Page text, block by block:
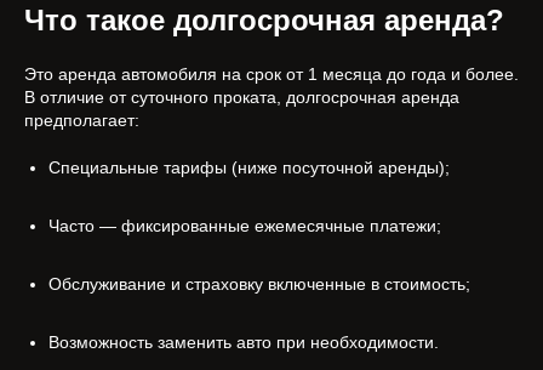
Что такое долгосрочная аренда?
Это аренда автомобиля на срок от 1 месяца до года и более.
В отличие от суточного проката, долгосрочная аренда
предполагает:
Специальные тарифы (ниже посуточной аренды);
Часто — фиксированные ежемесячные платежи;
Обслуживание и страховку включенные в стоимость;
Возможность заменить авто при необходимости.